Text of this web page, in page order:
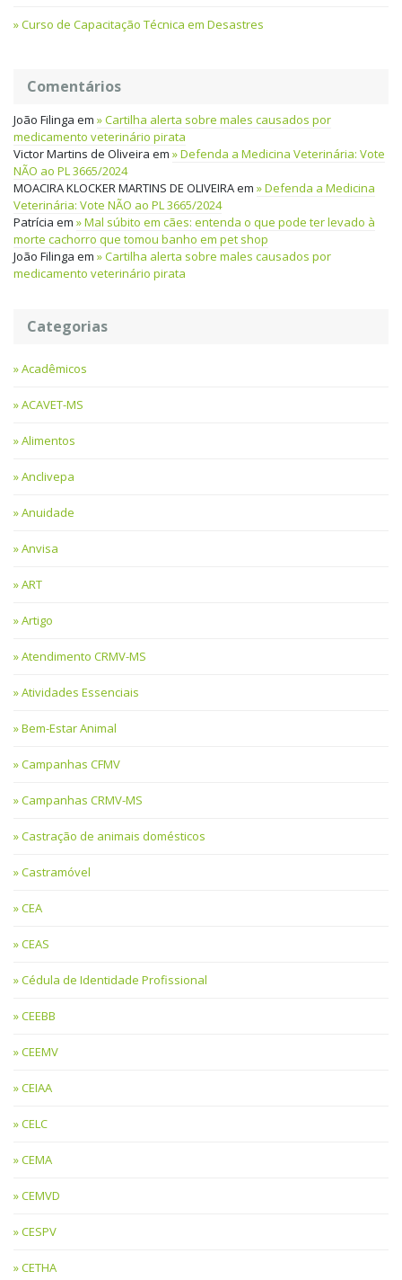
Curso de Capacitação Técnica em Desastres
Comentários
João Filinga em
Cartilha alerta sobre males causados por
medicamento veterinário pirata
Victor Martins de Oliveira em
Defenda a Medicina Veterinária: Vote
NÃO ao PL 3665/2024
MOACIRA KLOCKER MARTINS DE OLIVEIRAem
Defenda a Medicina
Veterinária: Vote NÃO ao PL 3665/2024
Patrícia em
Mal súbito em cães: entenda o que pode ter levado à
morte cachorro que tomou banho em pet shop
João Filinga em
Cartilha alerta sobre males causados por
medicamento veterinário pirata
Categorias
Acadêmicos
ACAVET-MS
Alimentos
Anclivepa
Anuidade
Anvisa
ART
Artigo
Atendimento CRMV-MS
Atividades Essenciais
Bem-Estar Animal
Campanhas CFMV
Campanhas CRMV-MS
Castração de animais domésticos
Castramóvel
CEA
CEAS
Cédula de Identidade Profissional
CEEBB
CEEMV
CEIAA
CELC
CEMA
CEMVD
CESPV
CETHA